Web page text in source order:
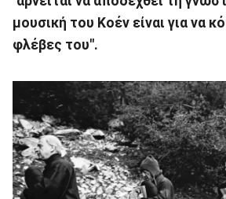
μουσική του Κοέν είναι για να
φλέβες του".